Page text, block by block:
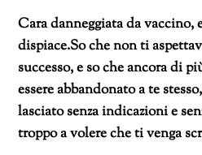
Cara danneggiata da vaccino,
dispiace.So che non ti
successo, e so che ancora di
essere abbandonato a te
lasciato senza indicazioni e
troppo a volere che ti venga